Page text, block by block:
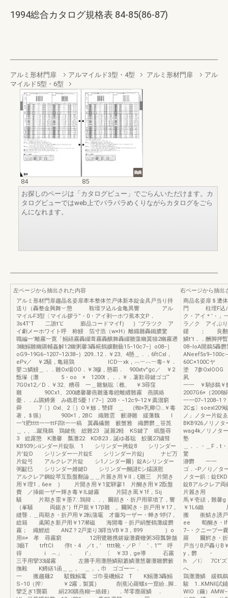
1994総合カタログ規格表 84-85(86-87)
アルミ形材門扉 アルマイルド3型・4型 アルミ形材門扉
アル
マイルド5型・6型
84
85
お探しのページは「カタログビュー」でごらんいただけます。カ
タログビューではweb上でパラパラめくりながらカタログをごら
んになれます。
左ページから抽出された内容
アルミ形材門扉趨晶名姿扉牽本整体竺戸体新本錠金具戸当り持
送り（轟整金興舞︶懲 鞍壇ヲ込ル金亀異響 アル
マイルF3型〔マイル拶ラ”・0・アイ剥一ホワ蕉本文P．
3s4T’T 二誰t’L’ 膨品コードマイf｝ ｝’ブラツク ア
イ劇メーホワイト呼 称鰻 箔寸浩（w×H）離鐡雛轟鐵膿驚
職編一’離霧一寛「鰯繕霧轟綴葺霧轟醸舞轟綴雛藻幽翼猫2幽霧遡
3幽鰯雛幽購輔姦解12幽粥馨3轟糀鶴嬢翻藝15−10c7−］o08−］
oG9−19G6−1207−12i38−｝209…12．￥23、4懸＿．．6ftCxl，
ePv／ ￥2騒，亀籍鶏 ICD︸xk，︹︸︹︸毒−￥．
嬰コ鱗鰻＿．．雛Ox場OO．￥3穆，懸覇． 900xtv°gc／ ￥2
甑塚｛灘 5・oo × 1200t，．．￥．薯歎尋鍵ゴゴ“
7GOx12／D．￥32、糟尋 一＿雛魅聡〔樵、 ￥3尋窪
雛 90Cx1、200纏馨馨燕雛蓬毒鐙離纒難霧 燕購絡
憂．．ム購鱒褒 み礁君5憂！i’7−］208・−12c9−12￥薦溜窮
舜 7〔｝Oxl、2〔｝O￥鯵，讐鐸 ＿ ｛蜘×乳卿◎…￥毒
著，＄猟｝ 900×1，2BC 織難雲 籔瀞雛 緩藩魏 l
一’t肥tttt一一ttF四t一一稿 翼轟繊難 籔蟹雅 織欝欝＿笹箆
＿，、…蹴飛鵜 鶏鍵焦 総難23 誕麗2軽 KS鍵了 眠盤尋
3 総露懲 K灘馨 瓢灘22 KDB23．誕ゆ暮聡 鮫騰27繍彗
KB939シiiンダー片錠臥 1 シリンダー拷錠8 シリンダー
片’錠D シリンダー一片錠E シリンダー片錠j ナビ万
片錠弓 アルクレア片錠 シ1ノンダー爾｝錠Aシリンダー
弼齪巳 シリンダー婿鍵D シリンダー醐謎Eシ嬬譲慰
アルクレア鋼錠琴互翫盤翻論＿＿片麗き用￥ll，ξ雛三 片開き
用￥理1，6ee ｝ 片開き用￥1駕騨蓼1 片醐き用￥2翫盤
費 ／挿銀一ザー輝き毒￥IL鍵霧 片闘き罵￥1f，Sij
騒 片期き需￥墨7∴鶉韓．．、爾顕き・折戸用翠墳了，響
｛峯騒 両鋸き’｝ff戸親￥17β雛 。爾閣き・折戸用￥17，
縫聾．＿両期き・折戸用￥2転蒲竈 才藤匁一ザー・蝉き9判7，
総籍 颪閣き新戸用￥17瀦磁 海開毒・折戸絹蟹鶴灘緩欝
霧； 織鯉総 ANZ？2戸楽り3鐸当VB￥3，899 ｝o
用≡≠ 孝 尋霧窮 12用鷺雛携嬉簸灘嚢轍粥3尋瓢磐舗
3藝T trftCl 俘t・4 ／t，’ tttt靴・／P「 ’．1”” 呼
得 i ︵」 ． i’」 〔 ￥33，ge導 石霧
三手用攣33綴霧 左勝手用灘懸鱗顯纂鱗灘慧馨灘雛欝籔
撫毅 K鱒繕1函＿＿， ＿，，巾 ゴゴー一．
一 搬趨麺2 駁魏鰯竃 ゴ巾蚕磯鰯2 T K鰯灘3轟鰯
S−10（搾〉 ￥2霧，製翼｝ 削蕉沁羅螺s一窟紛…脚…
攣乏ぎ1襲覇 絹230購燕糊一絡鍾） ．琴零塵羅鱗 ．
右ページから抽出
商品名姿扉＄遭
門 柱埋F込ル
ク・アイ＊’・」
ラ／ク アイぶ
鑓 ； 良翻騨
鱗t’t．．酬脚押
08−IoA開鵜5轟
塗 7参
一一 ￥騎β鵜￥
2007G6×｛2008
一一07−1208−1
2C≦〕soexl209
ノ」ノター片
BKB926ノリノ
wag4k／リノタ
塾 懸鱗馨甲
＿．．・
驚
瀞欝 一一
ゴ．−P／り／タ
ノター鋲：錠
錠Bアルクレア
片麗き
馬￥壱頑，難
￥1L6鋤 片
搬 衝鯖き誘戸
ee 萄醐き・
7−・クニープー
羅 爾鰐き・
戸当リB戸轟りB
y，欝 ・
h ／l〕
へ ￥
鶏灘灘鱗 緩鶴
駿 1…KMNII試鋪
WlO（繭）